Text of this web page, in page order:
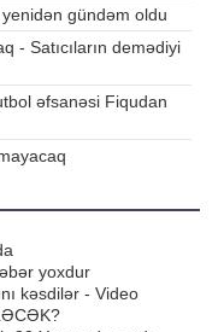
gündəm oldu
- Satıcıların demədiyi
əfsanəsi Fiqudan
yoxdur
kəsdilər - Video